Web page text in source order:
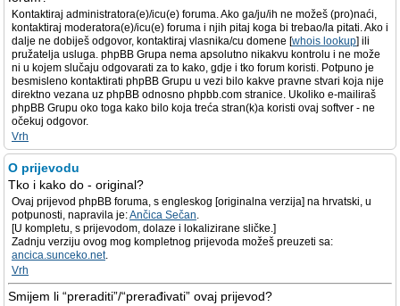
Kontaktiraj administratora(e)/icu(e) foruma. Ako ga/ju/ih ne možeš (pro)naći,
kontaktiraj moderatora(e)/icu(e) foruma i njih pitaj koga bi trebao/la pitati. Ako i
dalje ne dobiješ odgovor, kontaktiraj vlasnika/cu domene [whois lookup] ili
pružatelja usluga. phpBB Grupa nema apsolutno nikakvu kontrolu i ne može
ni u kojem slučaju odgovarati za to kako, gdje i tko forum koristi. Potpuno je
besmisleno kontaktirati phpBB Grupu u vezi bilo kakve pravne stvari koja nije
direktno vezana uz phpBB odnosno phpbb.com stranice. Ukoliko e-mailiraš
phpBB Grupu oko toga kako bilo koja treća stran(k)a koristi ovaj softver - ne
očekuj odgovor.
Vrh
O prijevodu
Tko i kako do - original?
Ovaj prijevod phpBB foruma, s engleskog [originalna verzija] na hrvatski, u
potpunosti, napravila je:Ančica Sečan.
[U kompletu, s prijevodom, dolaze i lokalizirane sličke.]
Zadnju verziju ovog mog kompletnog prijevoda možeš preuzeti sa:
ancica.sunceko.net.
Vrh
Smijem li “preraditi”/“prerađivati” ovaj prijevod?